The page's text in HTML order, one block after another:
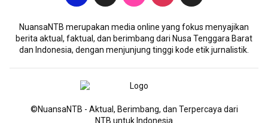
NuansaNTB merupakan media online yang fokus menyajikan
berita aktual, faktual, dan berimbang dari Nusa Tenggara Barat
dan Indonesia, dengan menjunjung tinggi kode etik jurnalistik.
©NuansaNTB - Aktual, Berimbang, dan Terpercaya dari
NTB untuk Indonesia